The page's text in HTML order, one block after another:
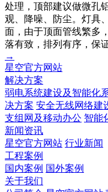
处理，顶部建议做微孔
观、降噪、防尘。灯具
面，由于顶面管线繁多
落有致，排列有序，保
→
星空官方网站
解决方案
弱电系统建设及智能化
决方案 安全无线网络建
支组网及移动办公 智能
新闻资讯
星空官方网站 行业新闻
工程案例
国内案例 国外案例
关于我们